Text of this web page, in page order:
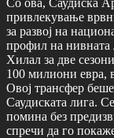
привлекување
за развој на
профил на
Хилал за две
100 милиони евра,
Овој трансфер
Саудиската лига.
помина без
спречи да го